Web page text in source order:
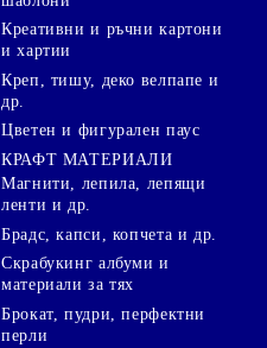
Креативни и ръчни картони
и хартии
Креп, тишу, деко велпапе и
др.
Цветен и фигурален паус
КРАФТ МАТЕРИАЛИ
Магнити, лепила, лепящи
ленти и др.
Брадс, капси, копчета и др.
Скрабукинг албуми и
материали за тях
Брокат, пудри, перфектни
перли